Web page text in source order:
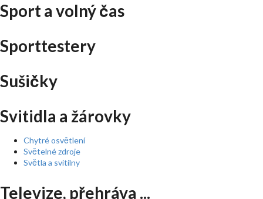
Sport a volný čas
Sporttestery
Sušičky
Svitidla a žárovky
Chytré osvětlení
Světelné zdroje
Světla a svítilny
Televize, přehráva ...